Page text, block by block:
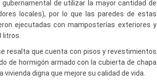
de utilizar la mayor cantidad de
locales), por lo que las paredes de estas
ejecutadas con mamposterías exteriores y
litros.
resalta que cuenta con pisos y revestimientos
de hormigón armado con la cubierta de chapa
digna que mejore su calidad de vida.